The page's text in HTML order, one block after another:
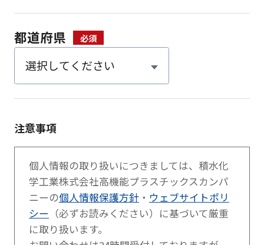
都道府県
注意事項
個人情報の取り扱いにつきましては、積水化
学工業株式会社高機能プラスチックスカンパ
ニーの個人情報保護方針・ ウェブサイトポリ
シー （必ずお読みください）に基づいて厳重
に取り扱います。